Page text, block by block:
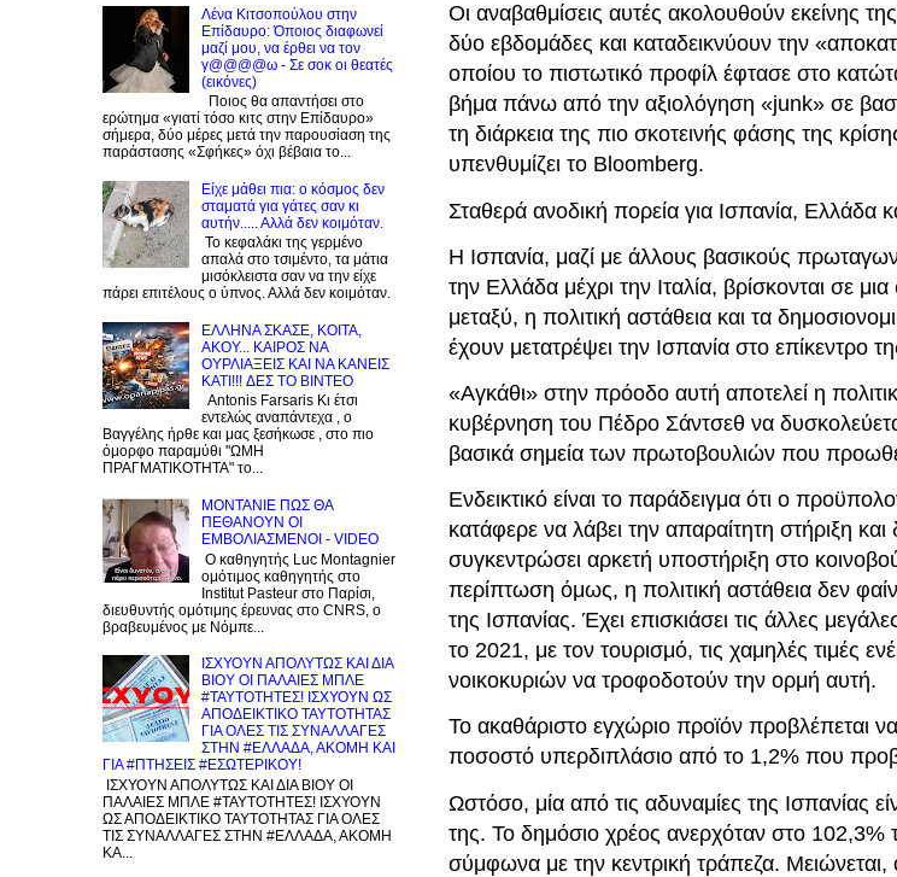
Οι αναβαθμίσεις αυτές ακολουθούν εκείνης
δύο εβδομάδες και καταδεικνύουν την
οποίου το πιστωτικό προφίλ έφτασε στο
βήμα πάνω από την αξιολόγηση «junk» σε
τη διάρκεια της πιο σκοτεινής φάσης της
υπενθυμίζει το Bloomberg.
Σταθερά ανοδική πορεία για Ισπανία, Ελλάδα
Η Ισπανία, μαζί με άλλους βασικούς
την Ελλάδα μέχρι την Ιταλία, βρίσκονται σε
μεταξύ, η πολιτική αστάθεια και τα
έχουν μετατρέψει την Ισπανία στο επίκεντρο
«Αγκάθι» στην πρόοδο αυτή αποτελεί η
κυβέρνηση του Πέδρο Σάντσεθ να
βασικά σημεία των πρωτοβουλιών που
Ενδεικτικό είναι το παράδειγμα ότι ο
κατάφερε να λάβει την απαραίτητη στήριξη και
συγκεντρώσει αρκετή υποστήριξη στο
περίπτωση όμως, η πολιτική αστάθεια δεν
της Ισπανίας. Έχει επισκιάσει τις άλλες
το 2021, με τον τουρισμό, τις χαμηλές τιμές
νοικοκυριών να τροφοδοτούν την ορμή αυτή.
Το ακαθάριστο εγχώριο προϊόν προβλέπεται
ποσοστό υπερδιπλάσιο από το 1,2% που
Ωστόσο, μία από τις αδυναμίες της Ισπανίας
της. Το δημόσιο χρέος ανερχόταν στο 102,3%
σύμφωνα με την κεντρική τράπεζα.
Λένα Κιτσοπούλου στην
Επίδαυρο: Όποιος διαφωνεί
μαζί μου, να έρθει να τον
γ@@@@ω - Σε σοκ οι θεατές
(εικόνες)
Ποιος θα απαντήσει στο
ερώτημα «γιατί τόσο κιτς στην Επίδαυρο»
σήμερα, δύο μέρες μετά την παρουσίαση της
παράστασης «Σφήκες» όχι βέβαια το...
Είχε μάθει πια: ο κόσμος δεν
σταματά για γάτες σαν κι
αυτήν..... Αλλά δεν κοιμόταν.
Το κεφαλάκι της γερμένο
απαλά στο τσιμέντο, τα μάτια
μισόκλειστα σαν να την είχε
πάρει επιτέλους ο ύπνος. Αλλά δεν κοιμόταν.
EΛΛΗΝΑ ΣΚΑΣΕ, ΚΟΙΤΑ,
ΑΚΟΥ... ΚΑΙΡΟΣ ΝΑ
ΟΥΡΛIAΞΕΙΣ ΚΑΙ ΝΑ ΚΑΝΕΙΣ
KATI!!! ΔΕΣ TO BINTEO
Antonis Farsaris Κι έτσι
εντελώς αναπάντεχα , ο
Βαγγέλης ήρθε και μας ξεσήκωσε , στο πιο
όμορφο παραμύθι "ΩΜΗ
ΠΡΑΓΜΑΤΙΚΟΤΗΤΑ" το...
ΜΟΝΤΑΝΙΕ ΠΩΣ ΘΑ
ΠΕΘΑΝΟΥΝ ΟΙ
ΕΜΒΟΛΙΑΣΜΕΝΟΙ - VIDEO
Ο καθηγητής Luc Montagnier
ομότιμος καθηγητής στο
Institut Pasteur στο Παρίσι,
διευθυντής ομότιμης έρευνας στο CNRS, o
βραβευμένος με Νόμπε...
ΙΣΧΥΟΥΝ ΑΠΟΛΥΤΩΣ ΚΑΙ ΔΙΑ
ΒΙΟΥ ΟΙ ΠΑΛΑΙΕΣ ΜΠΛΕ
#ΤΑΥΤΟΤΗΤΕΣ! ΙΣΧΥΟΥΝ ΩΣ
ΑΠΟΔΕΙΚΤΙΚΟ ΤΑΥΤΟΤΗΤΑΣ
ΓΙΑ ΟΛΕΣ ΤΙΣ ΣΥΝΑΛΛΑΓΕΣ
ΣΤΗΝ #ΕΛΛΑΔΑ, ΑΚΟΜΗ ΚΑΙ
ΓΙΑ #ΠΤΗΣΕΙΣ #ΕΣΩΤΕΡΙΚΟΥ!
ΙΣΧΥΟΥΝ ΑΠΟΛΥΤΩΣ ΚΑΙ ΔΙΑ ΒΙΟΥ ΟΙ
ΠΑΛΑΙΕΣ ΜΠΛΕ #ΤΑΥΤΟΤΗΤΕΣ! ΙΣΧΥΟΥΝ
ΩΣ ΑΠΟΔΕΙΚΤΙΚΟ ΤΑΥΤΟΤΗΤΑΣ ΓΙΑ ΟΛΕΣ
ΤΙΣ ΣΥΝΑΛΛΑΓΕΣ ΣΤΗΝ #ΕΛΛΑΔΑ, ΑΚΟΜΗ
ΚΑ...